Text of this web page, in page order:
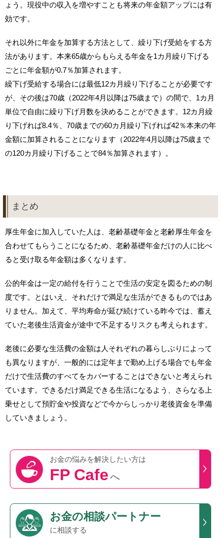
ょう。現役中の収入を増やすことも将来の年金額アップには有
効です。
それ以外に年金を加算する方法として、繰り下げ受給をする方
法があります。本来65歳からもらえる年金を1カ月繰り下げる
ごとに年金額が0.7％加算されます。
繰下げ受給する場合には最低12カ月繰り下げることが必要です
が、その後は70歳（2022年4月以降は75歳まで）の間で、1カ月
単位で自由に繰り下げ月数を決めることができます。12カ月繰
り下げれば8.4％、70歳までの60カ月繰り下げれば42％本来の年
金額に加算されることになります（2022年4月以降は75歳まで
の120カ月繰り下げることで84％加算されます）。
まとめ
厚生年金に加入していた人は、老齢基礎年金と老齢厚生年金を
合わせてもらうことになるため、老齢基礎年金だけの人に比べ
ると受け取る年金額は多くなります。
公的年金は一定の給付を行うことで生活の安定を図るための制
度です。とはいえ、それだけで満足な生活ができるものではあ
りません。加えて、平均寿命が延び続けている昨今では、蓄え
ていた老後生活資金が途中で不足するリスクも考えられます。
老後に必要な生活費の金額は人それぞれの暮らしぶりによって
も異なりますが、一般的には定年まで勤め上げる場合でも年金
だけで生活費のすべてをカバーすることはできないと考えられ
ています。できるだけ満足できる生活になるよう、さらなる上
乗せとして預貯金や投資などで今からしっかり老後資金を準備
していきましょう。
お金の悩みを解決したい方は
FP Cafeへ
お金の相談パートナー
に相談する